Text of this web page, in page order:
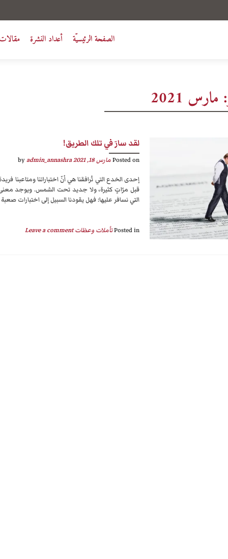
أعداد النشرة الصفحة الرئيسيّة
مارس 2021
لقد سارَ في تلك الطريق!
Posted onمارس 18, 2021 by
admin_annashra
إحدى الخدع التي تُرافقنا هي أنّ اختباراتنا
قبل مرّاتٍ كثيرة، ولا جديد تحت الشمس. ويوجد
التي نسافر عليها: فهل يقودنا السبيل إلى اختبارات
Posted inتأملات وعظات Leave a comment